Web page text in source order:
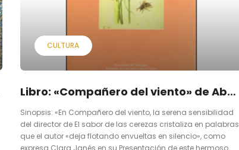
CULTURA
Libro: «Compañero del viento» de Abbas Kiarostami
Sinopsis: «En Compañero del viento, la serena sensibilidad
del director de El sabor de las cerezas cristaliza en palabras
que el autor «deja flotando envueltas en silencio», como